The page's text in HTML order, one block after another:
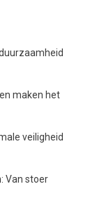
maken het
veiligheid
: Van stoer